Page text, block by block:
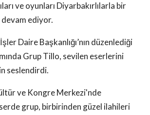
ve oyunları Diyarbakırlılarla bir
ediyor.
Daire Başkanlığı’nın düzenlediği
Grup Tillo, sevilen eserlerini
seslendirdi.
ve Kongre Merkezi'nde
grup, birbirinden güzel ilahileri